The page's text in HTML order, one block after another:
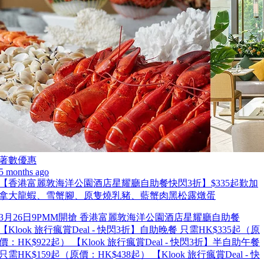
數優惠
months ago
香港富麗敦海洋公園酒店星耀廳自助餐快閃3折】$335起歎加
大龍蝦、雪蟹腳、原隻燒乳豬、藍蟹肉黑松露燉蛋
月26日9PMM開搶 香港富麗敦海洋公園酒店星耀廳自助餐
Klook 旅行瘋賞Deal - 快閃3折】自助晚餐 只需HK$335起（原
：HK$922起） 【Klook 旅行瘋賞Deal - 快閃3折】半自助午餐
需HK$159起（原價：HK$438起） 【Klook 旅行瘋賞Deal - 快